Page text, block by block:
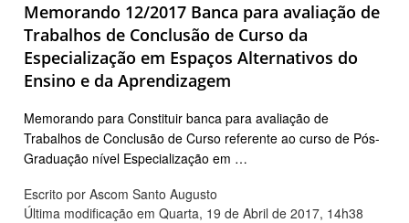
Memorando 12/2017 Banca para avaliação de
Trabalhos de Conclusão de Curso da
Especialização em Espaços Alternativos do
Ensino e da Aprendizagem
Memorando para Constituir banca para avaliação de
Trabalhos de Conclusão de Curso referente ao curso de Pós-
Graduação nível Especialização em …
Escrito por Ascom Santo Augusto
Última modificação em Quarta, 19 de Abril de 2017, 14h38